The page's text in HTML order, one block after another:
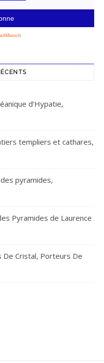
d’Hypatie,
templiers et cathares,
pyramides,
Pyramides de Laurence
Cristal, Porteurs De